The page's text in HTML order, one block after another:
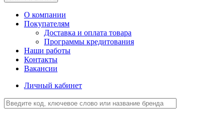
О компании
Покупателям
Доставка и оплата товара
Программы кредитования
Наши работы
Контакты
Вакансии
Личный кабинет